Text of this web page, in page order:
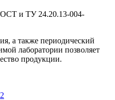
и TУ 24.20.13-004-
а также периодический
лаборатории позволяет
продукции.